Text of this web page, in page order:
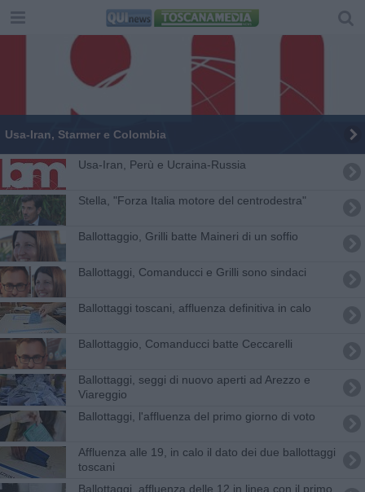
Usa-Iran, Starmer e Colombia
Usa-Iran, Perù e Ucraina-Russia
Stella, "Forza Italia motore del centrodestra"
Ballottaggio, Grilli batte Maineri di un soffio
Ballottaggi, Comanducci e Grilli sono sindaci
Ballottaggi toscani, affluenza definitiva in calo
Ballottaggio, Comanducci batte Ceccarelli
Ballottaggi, seggi di nuovo aperti ad Arezzo e
Viareggio
Ballottaggi, l'affluenza del primo giorno di voto
Affluenza alle 19, in calo il dato dei due ballottaggi
toscani
Ballottaggi, affluenza delle 12 in linea con il primo